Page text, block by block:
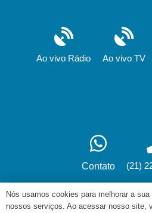
Ao vivo Rádio Ao vivo TV
Contato (21)
Desenvolvimento:
Nós usamos cookies para melhorar a sua
nossos serviços. Ao acessar nosso site,